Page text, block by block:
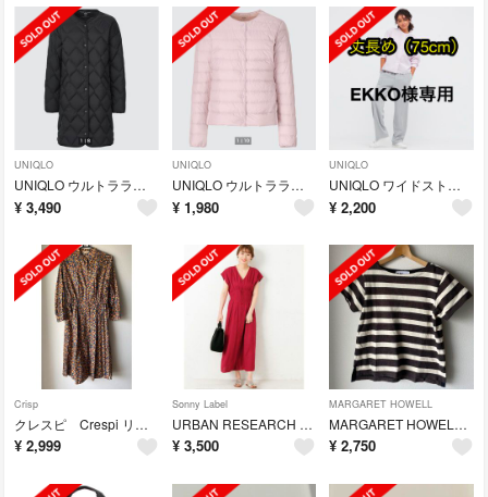
UNIQLO
UNIQLO ウルトラライトダウンリラックスコート
¥ 3,490
UNIQLO
UNIQLO ウルトラライトダウンコンパクトジャケット 2021年モデル
¥ 1,980
UNIQLO
UNIQLO ワイドストレートパンツ 丈長め75cm
¥ 2,200
Crisp
クレスピ Crespi リバティワンピース シャツワンピース
¥ 2,999
Sonny Label
URBAN RESEARCH Sonny Label マキシワンピース
¥ 3,500
MARGARET HOWELL
MARGARET HOWELL マーガレットハウエル MHL. コットンTシャツ
¥ 2,750